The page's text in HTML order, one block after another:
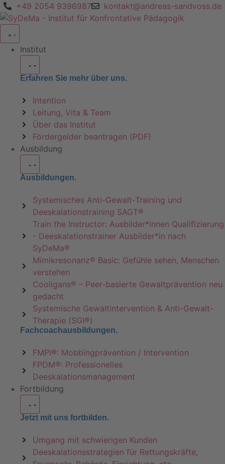
+49 2054 9396987 kontakt@andreas-sandvoss.de
Institut
Erfahren Sie mehr über uns.
Intention
Leitung, Vita & Team
Über das Institut
Fördergelder beantragen (PDF)
Ausbildung
Ausbildungen.
Systemisches Anti-Gewalt-Training und
Deeskalationstraining SAGT®
Train the Instructor: Ausbilder*innen Qualiﬁzierung
- Deeskalationstrainer Ausbilder*in nach
SyDeMa®
Mimikresonanz® Basic: Gefühle sehen, Menschen
verstehen
Cooligans® – Peer-basierte Gewaltprävention neu
gedacht
Systemische Gewaltintervention & Anti-Gewalt-
Therapie (SGI®)
Fachcoachausbildungen.
FMPI®: Mobbingprävention / Intervention
FPDM®: Professionelles
Deeskalationsmanagement
Fortbildung
Jetzt mit uns fortbilden.
Umgang mit schwierigen Kunden
Deeskalationsstrategien für Rettungskräfte,